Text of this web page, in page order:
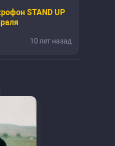
STAND UP
10 лет назад